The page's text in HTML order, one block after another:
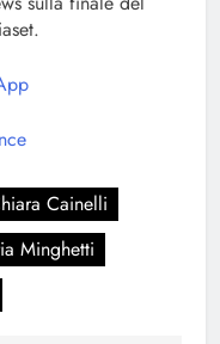
Cainelli
Minghetti